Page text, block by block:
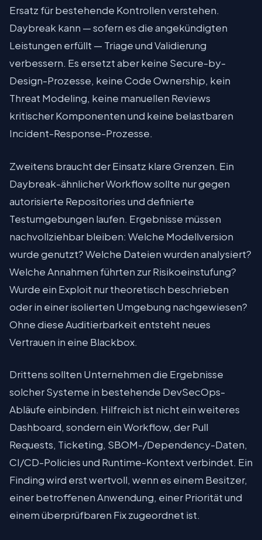
Ersatz für bestehende Kontrollen verstehen.
Daybreak kann — sofern es die angekündigten
Leistungen erfüllt — Triage und Validierung
verbessern. Es ersetzt aber keine Secure-by-
Design-Prozesse, keine Code Ownership, kein
Threat Modeling, keine manuellen Reviews
kritischer Komponenten und keine belastbaren
Incident-Response-Prozesse.
Zweitens braucht der Einsatz klare Grenzen. Ein
Daybreak-ähnlicher Workflow sollte nur gegen
autorisierte Repositories und definierte
Testumgebungen laufen. Ergebnisse müssen
nachvollziehbar bleiben: Welche Modellversion
wurde genutzt? Welche Dateien wurden analysiert?
Welche Annahmen führten zur Risikoeinstufung?
Wurde ein Exploit nur theoretisch beschrieben
oder in einer isolierten Umgebung nachgewiesen?
Ohne diese Auditierbarkeit entsteht neues
Vertrauen in eine Blackbox.
Drittens sollten Unternehmen die Ergebnisse
solcher Systeme in bestehende DevSecOps-
Abläufe einbinden. Hilfreich ist nicht ein weiteres
Dashboard, sondern ein Workflow, der Pull
Requests, Ticketing, SBOM-/Dependency-Daten,
CI/CD-Policies und Runtime-Kontext verbindet. Ein
Finding wird erst wertvoll, wenn es einem Besitzer,
einer betroffenen Anwendung, einer Priorität und
einem überprüfbaren Fix zugeordnet ist.